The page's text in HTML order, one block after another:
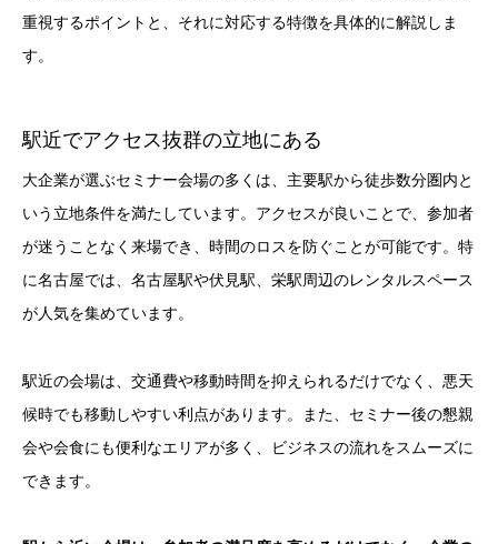
重視するポイントと、それに対応する特徴を具体的に解説しま
す。
駅近でアクセス抜群の立地にある
大企業が選ぶセミナー会場の多くは、主要駅から徒歩数分圏内と
いう立地条件を満たしています。アクセスが良いことで、参加者
が迷うことなく来場でき、時間のロスを防ぐことが可能です。特
に名古屋では、名古屋駅や伏見駅、栄駅周辺のレンタルスペース
が人気を集めています。
駅近の会場は、交通費や移動時間を抑えられるだけでなく、悪天
候時でも移動しやすい利点があります。また、セミナー後の懇親
会や会食にも便利なエリアが多く、ビジネスの流れをスムーズに
できます。